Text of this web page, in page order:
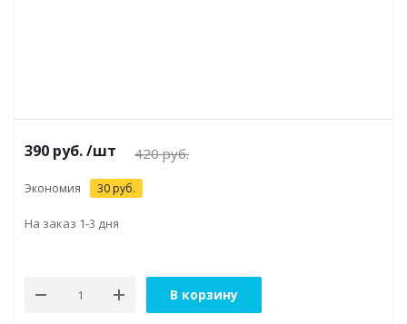
390 руб./шт 420руб.
Экономия 30 руб.
На заказ 1-3 дня
В корзину